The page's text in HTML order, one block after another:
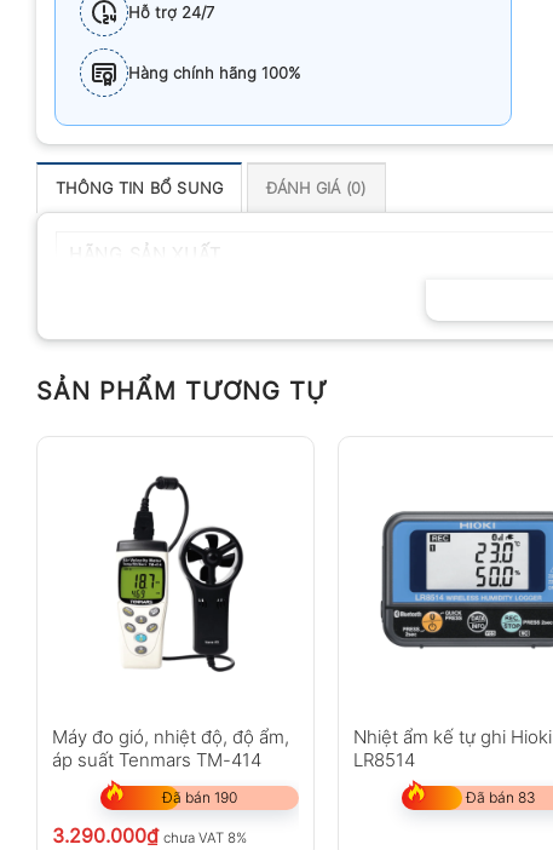
Hỗ trợ 24/7
Hàng chính hãng 100%
THÔNG TIN BỔ SUNG ĐÁNH GIÁ (0)
SẢN PHẨM TƯƠNG TỰ
Máy đo gió, nhiệt độ, độ ẩm,
áp suất Tenmars TM-414
Đã bán 190
3.290.000₫ chưa VAT 8%
Nhiệt ẩm kế tự ghi Hioki
LR8514
Đã bán 83